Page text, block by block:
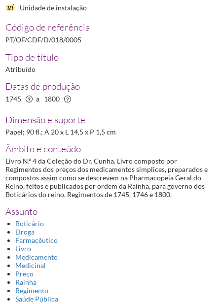
0011 Regimento dos preços dos medicamentos - Coleção do Dr. Cunha, Vol. 10º
0013 Regimento dos preços dos medicamentos - Coleção do Dr. Cunha, Vol. 10º
Unidade de instalação
Código de referência
PT/OF/CDF/D/018/0005
Tipo de título
Atribuído
Datas de produção
1745 a 1800
Dimensão e suporte
Papel; 90 fl.; A 20 x L 14,5 x P 1,5 cm
Âmbito e conteúdo
Livro N.º 4 da Coleção do Dr. Cunha. Livro composto por
Regimentos dos preços dos medicamentos simplices, preparados e
compostos assim como se descrevem na Pharmacopeia Geral do
Reino, feitos e publicados por ordem da Rainha, para governo dos
Boticários do reino. Regimentos de 1745, 1746 e 1800.
Assunto
Boticário
Droga
Farmacêutico
Livro
Medicamento
Medicinal
Preço
Rainha
Regimento
Saúde Pública